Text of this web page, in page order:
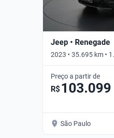
Jeep • Renegade
2023 • 35.695 km •
AUTO • Automático
Preço a partir de
R$ 103.099
São Paulo